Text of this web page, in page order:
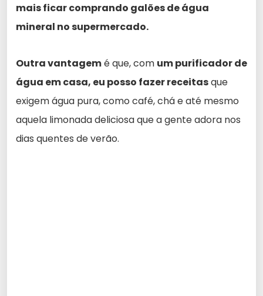
mais ficar comprando galões de água
mineral no supermercado.
Outra vantagemé que, com um purificador de
água em casa, eu posso fazer receitasque
exigem água pura, como café, chá e até mesmo
aquela limonada deliciosa que a gente adora nos
dias quentes de verão.